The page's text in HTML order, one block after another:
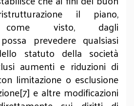
il piano,
come visto, dagli
prevedere qualsiasi
statuto della società
aumenti e riduzioni di
limitazione o esclusione
e altre modificazioni